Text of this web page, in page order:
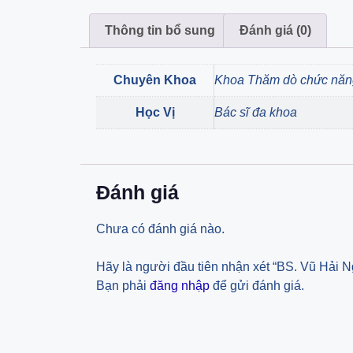
Thông tin bổ sung Đánh giá (0)
Chuyên Khoa Khoa Thăm dò chức
Học Vị Bác sĩ đa khoa
Đánh giá
Chưa có đánh giá nào.
Hãy là người đầu tiên nhận xét “BS. Vũ Hải
Bạn phải đăng nhập để gửi đánh giá.